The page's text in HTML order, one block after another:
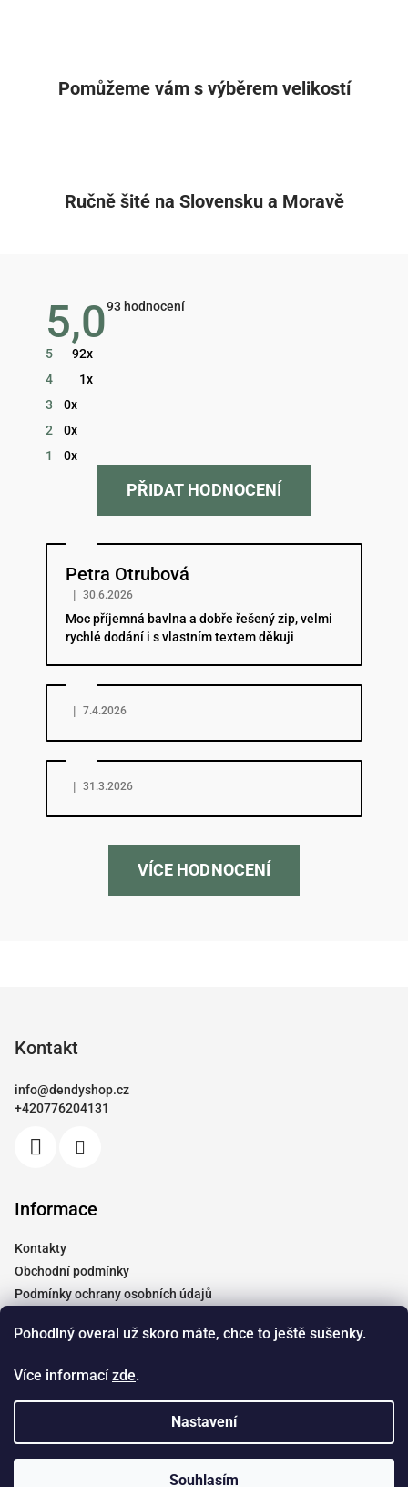
Pohodlný overal už skoro máte, chce to ještě sušenky.
Více informacízde.
Nastavení
Souhlasím
Pomůžeme vám s výběrem velikostí
Ručně šité na Slovensku a Moravě
5,0Průměrné
93 hodnocení
5
92x
4
1x
3
0x
2
0x
1
0x
PŘIDAT HODNOCENÍ
Petra Otrubová
Hodnocení obchodu je 5 z 5 hvězdiček.
| 30.6.2026
Moc příjemná bavlna a dobře řešený zip, velmi
rychlé dodání i s vlastním textem děkuji
Hodnocení obchodu je 5 z 5 hvězdiček.
| 7.4.2026
Hodnocení obchodu je 5 z 5 hvězdiček.
| 31.3.2026
VÍCE HODNOCENÍ
Kontakt
info@dendyshop.cz
+420776204131
Informace
Kontakty
Obchodní podmínky
Podmínky ochrany osobních údajů
Moje objednávka
Doprava
Spolupráce